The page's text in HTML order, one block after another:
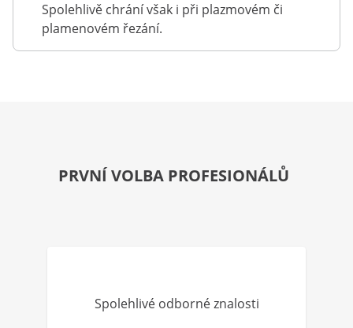
Spolehlivě chrání však i při plazmovém či
plamenovém řezání.
PRVNÍ VOLBA PROFESIONÁLŮ
Spolehlivé odborné znalosti